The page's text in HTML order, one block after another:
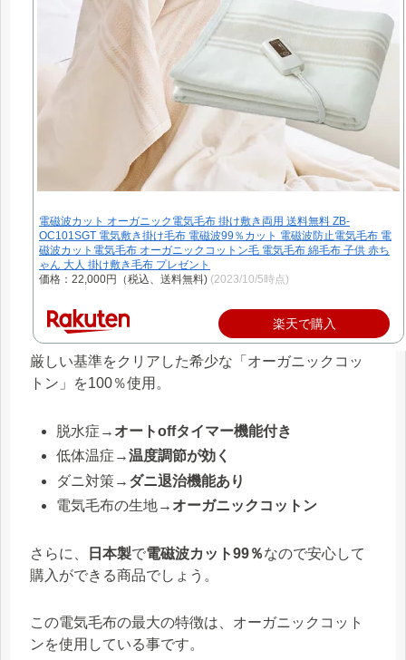
電磁波カット オーガニック電気毛布 掛け敷き両用 送料無料 ZB-
OC101SGT 電気敷き掛け毛布 電磁波99％カット 電磁波防止電気毛布 電
磁波カット電気毛布 オーガニックコットン毛 電気毛布 綿毛布 子供 赤ち
ゃん 大人 掛け敷き毛布 プレゼント
価格：22,000円（税込、送料無料) (2023/10/5時点)
楽天で購入
厳しい基準をクリアした希少な「オーガニックコッ
トン」を100％使用。
脱水症→ オートoffタイマー機能付き
低体温症→温度調節が効く
ダニ対策→ ダニ退治機能あり
電気毛布の生地→ オーガニックコットン
さらに、 日本製で電磁波カット99％なので安心して
購入ができる商品でしょう。
この電気毛布の最大の特徴は、オーガニックコット
ンを使用している事です。